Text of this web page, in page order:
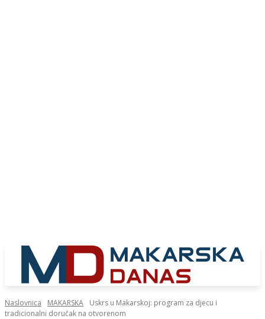
Naslovnica MAKARSKA
Uskrs u Makarskoj: program za djecu i
tradicionalni doručak na otvorenom